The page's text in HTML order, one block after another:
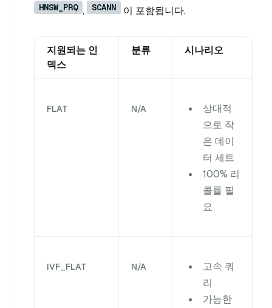
HNSW_PRQ , SCANN 이 포함됩니다.
지원되는 인
덱스
분류 시나리오
FLAT N/A
상대적
으로 작
은 데이
터 세트
100% 리
콜률 필
요
IVF_FLAT N/A
고속 쿼
리
가능한